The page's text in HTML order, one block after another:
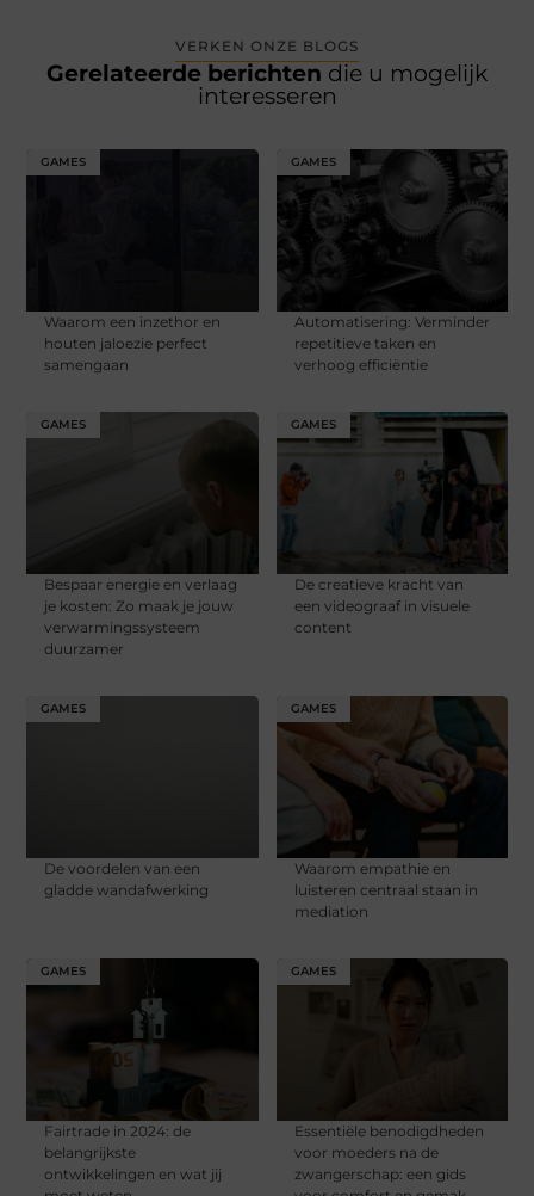
VERKEN ONZE BLOGS
Gerelateerde berichten die u mogelijk
interesseren
GAMES
Waarom een inzethor en
houten jaloezie perfect
samengaan
GAMES
Automatisering: Verminder
repetitieve taken en
verhoog efficiëntie​
GAMES
Bespaar energie en verlaag
je kosten: Zo maak je jouw
verwarmingssysteem
duurzamer
GAMES
De creatieve kracht van
een videograaf in visuele
content
GAMES
De voordelen van een
gladde wandafwerking
GAMES
Waarom empathie en
luisteren centraal staan in
mediation
GAMES
Fairtrade in 2024: de
belangrijkste
ontwikkelingen en wat jij
GAMES
Essentiële benodigdheden
voor moeders na de
zwangerschap: een gids